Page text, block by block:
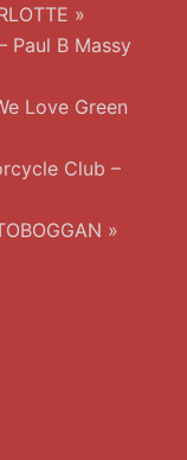
»
Paul B Massy
Love Green
Club –
»